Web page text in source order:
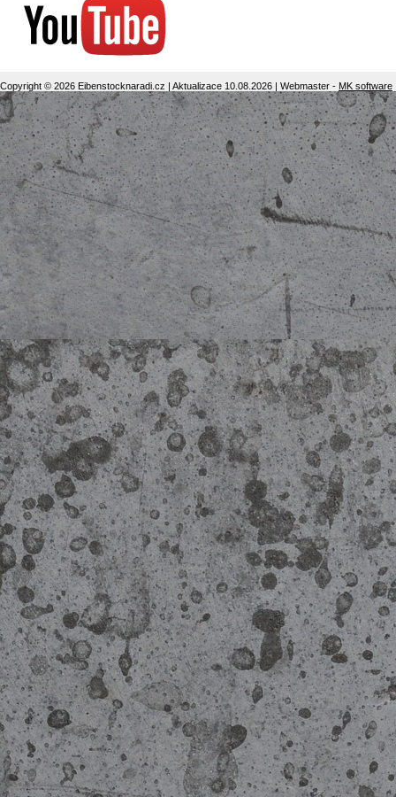
Copyright © 2026 Eibenstocknaradi.cz | Aktualizace 10.08.2026 | Webmaster - MK software